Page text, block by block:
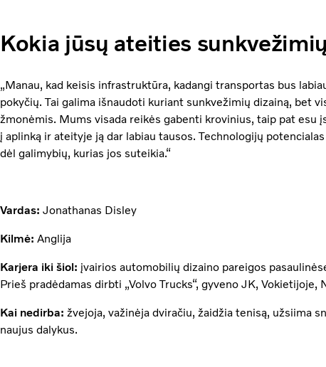
Kokia jūsų ateities
„Manau, kad keisis infrastruktūra, kadangi transportas bus
pokyčių. Tai galima išnaudoti kuriant sunkvežimių dizainą, bet
žmonėmis. Mums visada reikės gabenti krovinius, taip pat esu
į aplinką ir ateityje ją dar labiau tausos. Technologijų
dėl galimybių, kurias jos suteikia.“
Vardas: Jonathanas Disley
Kilmė: Anglija
Karjera iki šiol: įvairios automobilių dizaino pareigos
Prieš pradėdamas dirbti „Volvo Trucks“, gyveno JK,
Kai nedirba: žvejoja, važinėja dviračiu, žaidžia tenisą, užsiima
naujus dalykus.